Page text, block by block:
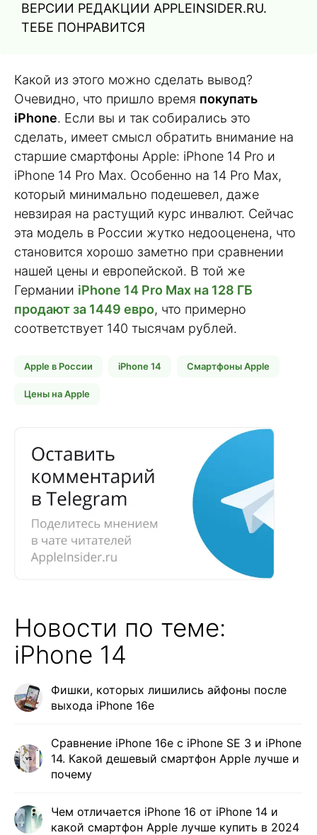
ВЕРСИИ РЕДАКЦИИ APPLEINSIDER.RU.
ТЕБЕ ПОНРАВИТСЯ
Какой из этого можно сделать вывод?
Очевидно, что пришло время покупать
iPhone. Если вы и так собирались это
сделать, имеет смысл обратить внимание на
старшие смартфоны Apple: iPhone 14 Pro и
iPhone 14 Pro Max. Особенно на 14 Pro Max,
который минимально подешевел, даже
невзирая на растущий курс инвалют. Сейчас
эта модель в России жутко недооценена, что
становится хорошо заметно при сравнении
нашей цены и европейской. В той же
Германии iPhone 14 Pro Max на 128 ГБ
продают за 1449 евро, что примерно
соответствует 140 тысячам рублей.
Apple в России iPhone 14 Смартфоны Apple
Цены на Apple
Новости по теме:
iPhone 14
Фишки, которых лишились айфоны после
выхода iPhone 16e
Сравнение iPhone 16e с iPhone SE 3 и iPhone
14. Какой дешевый смартфон Apple лучше и
почему
Чем отличается iPhone 16 от iPhone 14 и
какой смартфон Apple лучше купить в 2024